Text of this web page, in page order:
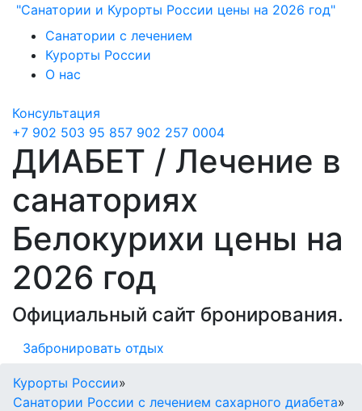
"Санатории и Курорты России цены на 2026 год"
Санатории с лечением
Курорты России
О нас
Консультация
+7 902 503 95 857 902 257 0004
ДИАБЕТ / Лечение в
санаториях
Белокурихи цены на
2026 год
Официальный сайт бронирования.
Забронировать отдых
Курорты России»
Санатории России с лечением сахарного диабета»